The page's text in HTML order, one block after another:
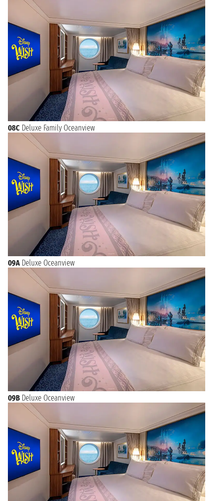
08C Deluxe Family Oceanview
09A Deluxe Oceanview
09B Deluxe Oceanview